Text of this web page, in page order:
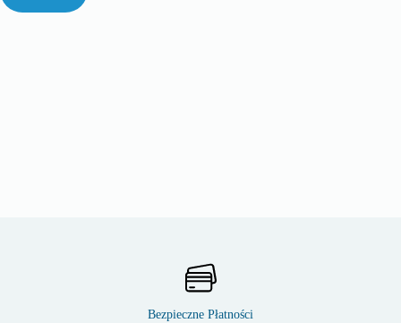
Bezpieczne Płatności